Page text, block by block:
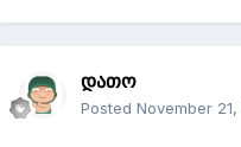
დათო
Posted November 21,